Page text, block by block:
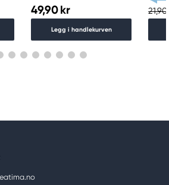
49,90 kr
Legg i handlekurven
21,90